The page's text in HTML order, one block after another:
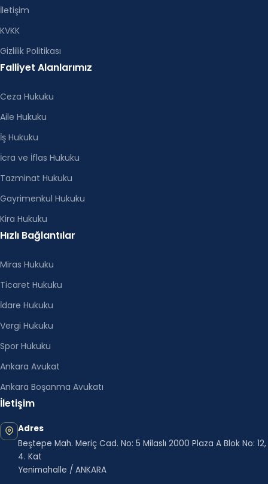
İletişim
KVKK
Gizlilik Politikası
Falliyet Alanlarımız
Ceza Hukuku
Aile Hukuku
İş Hukuku
İcra ve İflas Hukuku
Tazminat Hukuku
Gayrimenkul Hukuku
Kira Hukuku
Hızlı Bağlantılar
Miras Hukuku
Ticaret Hukuku
İdare Hukuku
Vergi Hukuku
Spor Hukuku
Ankara Avukat
Ankara Boşanma Avukatı
İletişim
Adres
Beştepe Mah. Meriç Cad. No: 5 Milaslı 2000 Plaza A Blok No: 12,
4. Kat
Yenimahalle / ANKARA